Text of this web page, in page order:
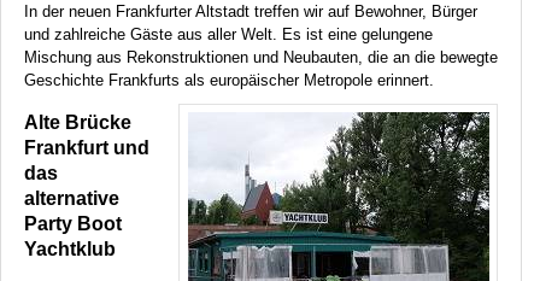
In der neuen Frankfurter Altstadt treffen wir auf Bewohner, Bürger
und zahlreiche Gäste aus aller Welt. Es ist eine gelungene
Mischung aus Rekonstruktionen und Neubauten, die an die bewegte
Geschichte Frankfurts als europäischer Metropole erinnert.
Alte Brücke
Frankfurt und
das
alternative
Party Boot
Yachtklub